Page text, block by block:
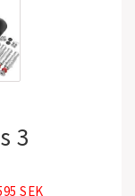
3
SEK